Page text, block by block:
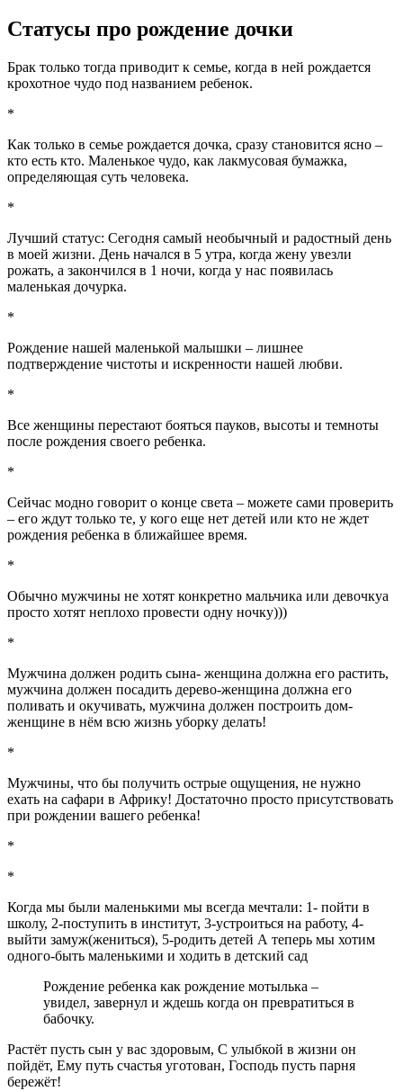
Статусы про рождение дочки
Брак только тогда приводит к семье, когда в ней рождается
крохотное чудо под названием ребенок.
*
Как только в семье рождается дочка, сразу становится ясно –
кто есть кто. Маленькое чудо, как лакмусовая бумажка,
определяющая суть человека.
*
Лучший статус: Сегодня самый необычный и радостный день
в моей жизни. День начался в 5 утра, когда жену увезли
рожать, а закончился в 1 ночи, когда у нас появилась
маленькая дочурка.
*
Рождение нашей маленькой малышки – лишнее
подтверждение чистоты и искренности нашей любви.
*
Все женщины перестают бояться пауков, высоты и темноты
после рождения своего ребенка.
*
Сейчас модно говорит о конце света – можете сами проверить
– его ждут только те, у кого еще нет детей или кто не ждет
рождения ребенка в ближайшее время.
*
Обычно мужчины не хотят конкретно мальчика или девочкуа
просто хотят неплохо провести одну ночку)))
*
Мужчина должен родить сына- женщина должна его растить,
мужчина должен посадить дерево-женщина должна его
поливать и окучивать, мужчина должен построить дом-
женщине в нём всю жизнь уборку делать!
*
Мужчины, что бы получить острые ощущения, не нужно
ехать на сафари в Африку! Достаточно просто присутствовать
при рождении вашего ребенка!
*
*
Когда мы были маленькими мы всегда мечтали: 1- пойти в
школу, 2-поступить в институт, 3-устроиться на работу, 4-
выйти замуж(жениться), 5-родить детей А теперь мы хотим
одного-быть маленькими и ходить в детский сад
Рождение ребенка как рождение мотылька –
увидел, завернул и ждешь когда он превратиться в
бабочку.
Растёт пусть сын у вас здоровым, С улыбкой в жизни он
пойдёт, Ему путь счастья уготован, Господь пусть парня
бережёт!